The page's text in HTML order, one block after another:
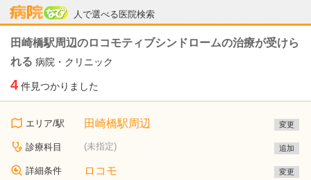
人で選べる医院検索
病院なび
田崎橋駅周辺のロコモティブシンドロームの治療が受けら
れる 病院・クリニック
4 件見つかりました
エリア/駅 田崎橋駅周辺 変更
診療科目 (未指定) 追加
詳細条件 ロコモ 変更